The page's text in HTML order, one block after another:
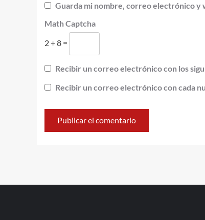
Guarda mi nombre, correo electrónico y
Math Captcha
2 + 8 =
Recibir un correo electrónico con los
Recibir un correo electrónico con cada